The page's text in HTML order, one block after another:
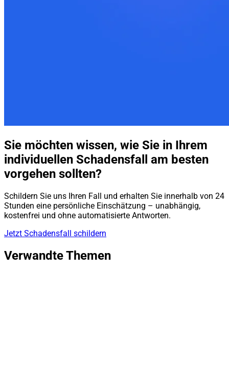
Sie möchten wissen, wie Sie in Ihrem
individuellen Schadensfall am besten
vorgehen sollten?
Schildern Sie uns Ihren Fall und erhalten Sie innerhalb von 24
Stunden eine persönliche Einschätzung – unabhängig,
kostenfrei und ohne automatisierte Antworten.
Jetzt Schadensfall schildern
Verwandte Themen